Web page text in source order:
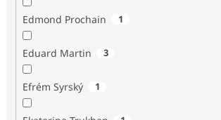
Edmond Prochain 1
Eduard Martin 3
Efrém Syrský 1